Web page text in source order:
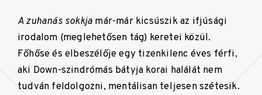
A zuhanás sokkja már-már kicsúszik az ifjúsági
irodalom (meglehetősen tág) keretei közül.
Főhőse és elbeszélője egy tizenkilenc éves férfi,
aki Down-szindrómás bátyja korai halálát nem
tudván feldolgozni, mentálisan teljesen szétesik.